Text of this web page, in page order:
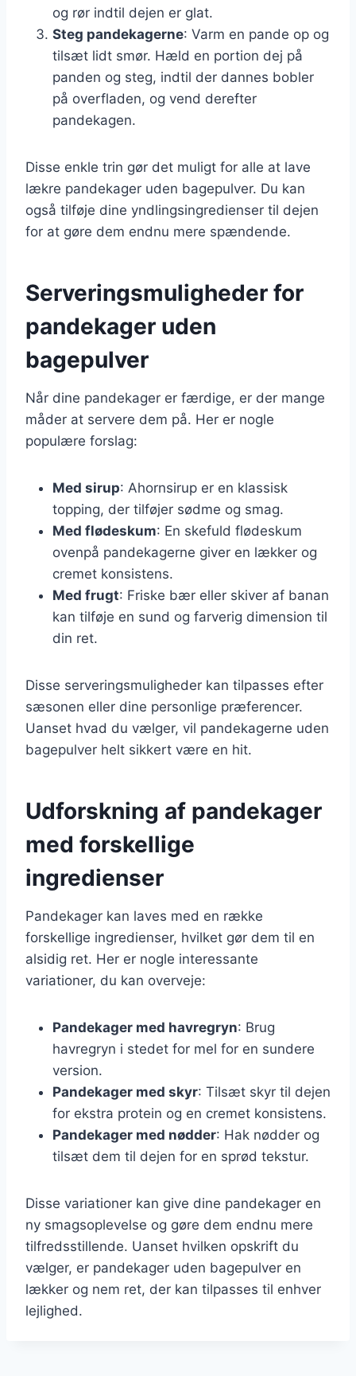
og rør indtil dejen er glat.
Steg pandekagerne: Varm en pande op og
tilsæt lidt smør. Hæld en portion dej på
panden og steg, indtil der dannes bobler
på overfladen, og vend derefter
pandekagen.
Disse enkle trin gør det muligt for alle at lave
lækre pandekager uden bagepulver. Du kan
også tilføje dine yndlingsingredienser til dejen
for at gøre dem endnu mere spændende.
Serveringsmuligheder for
pandekager uden
bagepulver
Når dine pandekager er færdige, er der mange
måder at servere dem på. Her er nogle
populære forslag:
Med sirup: Ahornsirup er en klassisk
topping, der tilføjer sødme og smag.
Med flødeskum: En skefuld flødeskum
ovenpå pandekagerne giver en lækker og
cremet konsistens.
Med frugt: Friske bær eller skiver af banan
kan tilføje en sund og farverig dimension til
din ret.
Disse serveringsmuligheder kan tilpasses efter
sæsonen eller dine personlige præferencer.
Uanset hvad du vælger, vil pandekagerne uden
bagepulver helt sikkert være en hit.
Udforskning af pandekager
med forskellige
ingredienser
Pandekager kan laves med en række
forskellige ingredienser, hvilket gør dem til en
alsidig ret. Her er nogle interessante
variationer, du kan overveje:
Pandekager med havregryn: Brug
havregryn i stedet for mel for en sundere
version.
Pandekager med skyr: Tilsæt skyr til dejen
for ekstra protein og en cremet konsistens.
Pandekager med nødder: Hak nødder og
tilsæt dem til dejen for en sprød tekstur.
Disse variationer kan give dine pandekager en
ny smagsoplevelse og gøre dem endnu mere
tilfredsstillende. Uanset hvilken opskrift du
vælger, er pandekager uden bagepulver en
lækker og nem ret, der kan tilpasses til enhver
lejlighed.